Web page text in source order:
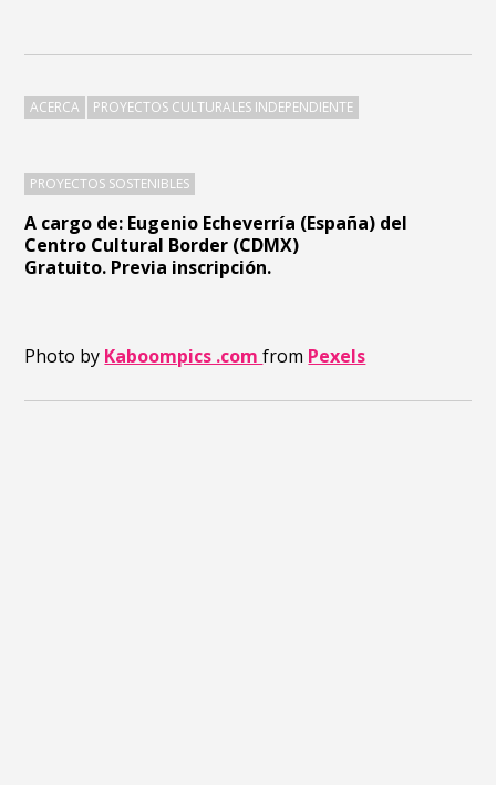
A cargo de: Eugenio Echeverría (España) del
Centro Cultural Border (CDMX)
Gratuito. Previa inscripción.
Photo by Kaboompics .comfrom Pexels
ACERCA PROYECTOS CULTURALES INDEPENDIENTE
PROYECTOS SOSTENIBLES